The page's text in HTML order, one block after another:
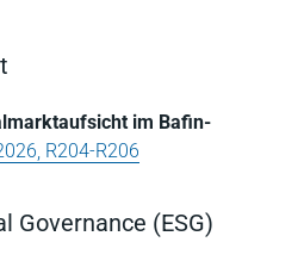
im Bafin-
R204-R206
Governance (ESG)